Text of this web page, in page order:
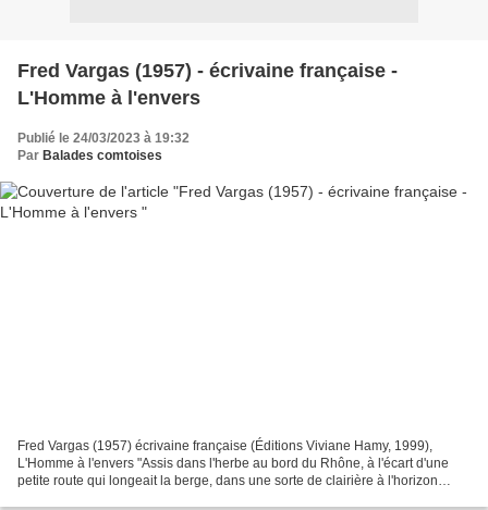
Fred Vargas (1957) - écrivaine française -
L'Homme à l'envers
Publié le 24/03/2023 à 19:32
Par Balades comtoises
Fred Vargas (1957) écrivaine française (Éditions Viviane Hamy, 1999),
L'Homme à l'envers "Assis dans l'herbe au bord du Rhône, à l'écart d'une
petite route qui longeait la berge, dans une sorte de clairière à l'horizon